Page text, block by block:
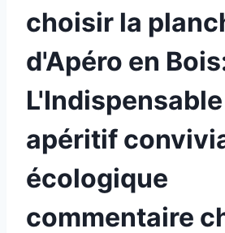
choisir la
d'Apéro en
apéritif
écologique
commentaire